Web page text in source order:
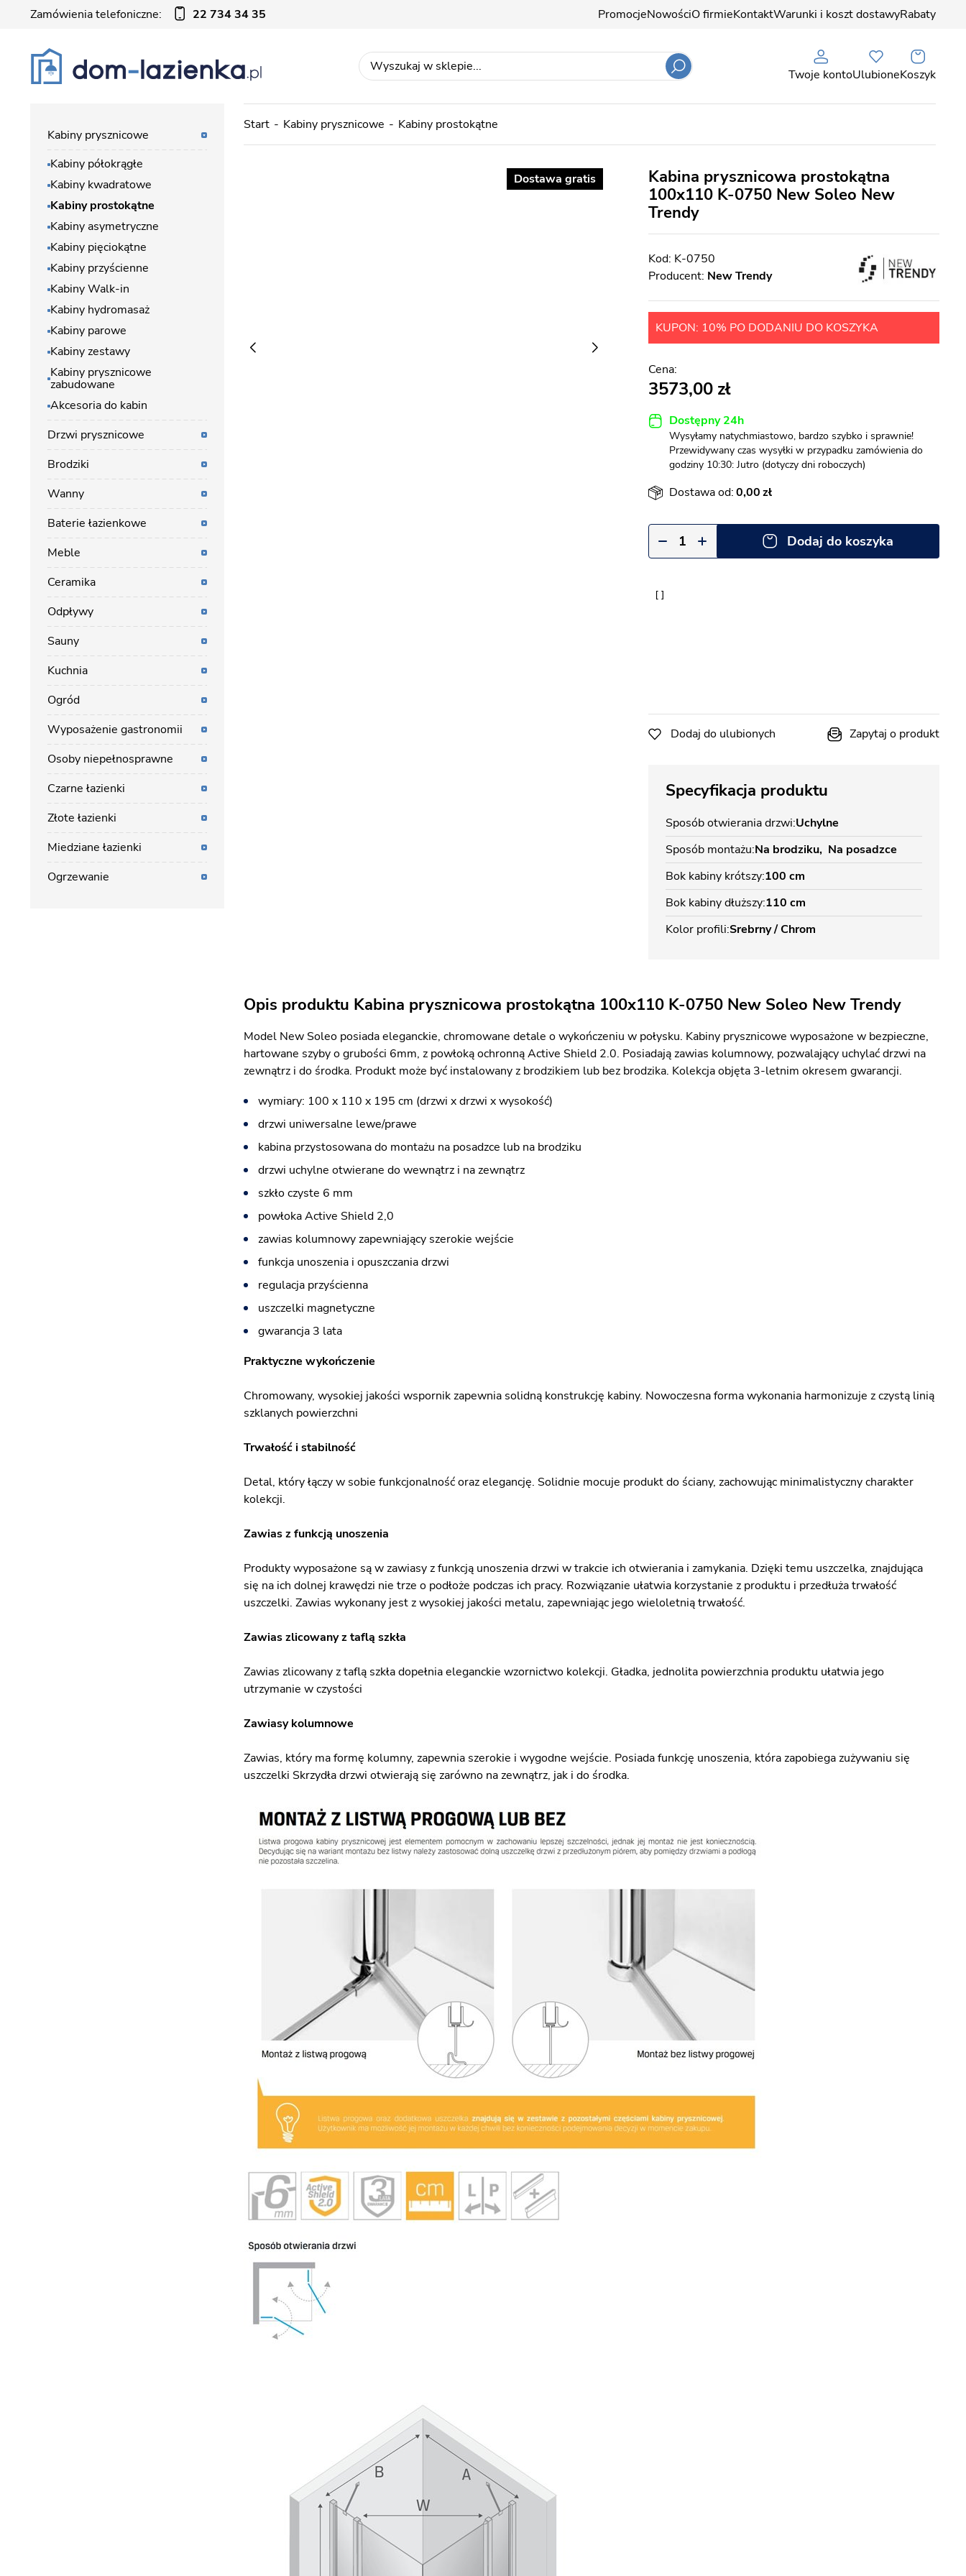
Zamówienia telefoniczne: 22 734 34 35 PromocjeNowościO firmieKontaktWarunki i koszt dostawyRabaty
Twoje kontoUlubioneKoszyk
Start Kabiny prysznicowe Kabiny prostokątne
Dostawa gratis
Kabina prysznicowa prostokątna
100x110 K-0750 New Soleo New
Trendy
K-0750
Producent: New Trendy
KUPON: 10% PO DODANIU DO KOSZYKA
3573,00
Dostępny 24h
Wysyłamy natychmiastowo, bardzo szybko i sprawnie!
Przewidywany czas wysyłki w przypadku zamówienia do
godziny 10:30: Jutro (dotyczy dni roboczych)
Dostawa od:0,00
Dodaj do koszyka
Dodaj do ulubionych Zapytaj o produkt
Specyfikacja produktu
Sposób otwierania drzwi Uchylne
Sposób montażu Na brodziku Na posadzce
Bok kabiny krótszy 100 cm
Bok kabiny dłuższy 110 cm
Kolor profili Srebrny / Chrom
Opis produktu Kabina prysznicowa prostokątna 100x110 K-0750 New Soleo New Trendy
Model New Soleo posiada eleganckie, chromowane detale o wykończeniu w połysku. Kabiny prysznicowe wyposażone w bezpieczne,
hartowane szyby o grubości 6mm, z powłoką ochronną Active Shield 2.0. Posiadają zawias kolumnowy, pozwalający uchylać drzwi na
zewnątrz i do środka. Produkt może być instalowany z brodzikiem lub bez brodzika. Kolekcja objęta 3-letnim okresem gwarancji.
wymiary: 100 x 110 x 195 cm (drzwi x drzwi x wysokość)
drzwi uniwersalne lewe/prawe
kabina przystosowana do montażu na posadzce lub na brodziku
drzwi uchylne otwierane do wewnątrz i na zewnątrz
szkło czyste 6 mm
powłoka Active Shield 2,0
zawias kolumnowy zapewniający szerokie wejście
funkcja unoszenia i opuszczania drzwi
regulacja przyścienna
uszczelki magnetyczne
gwarancja 3 lata
Praktyczne wykończenie
Chromowany, wysokiej jakości wspornik zapewnia solidną konstrukcję kabiny. Nowoczesna forma wykonania harmonizuje z czystą linią
szklanych powierzchni
Trwałość i stabilność
Detal, który łączy w sobie funkcjonalność oraz elegancję. Solidnie mocuje produkt do ściany, zachowując minimalistyczny charakter
kolekcji.
Zawias z funkcją unoszenia
Produkty wyposażone są w zawiasy z funkcją unoszenia drzwi w trakcie ich otwierania i zamykania. Dzięki temu uszczelka, znajdująca
się na ich dolnej krawędzi nie trze o podłoże podczas ich pracy. Rozwiązanie ułatwia korzystanie z produktu i przedłuża trwałość
uszczelki. Zawias wykonany jest z wysokiej jakości metalu, zapewniając jego wieloletnią trwałość.
Zawias zlicowany z taflą szkła
Zawias zlicowany z taflą szkła dopełnia eleganckie wzornictwo kolekcji. Gładka, jednolita powierzchnia produktu ułatwia jego
utrzymanie w czystości
Zawiasy kolumnowe
Zawias, który ma formę kolumny, zapewnia szerokie i wygodne wejście. Posiada funkcję unoszenia, która zapobiega zużywaniu się
uszczelki Skrzydła drzwi otwierają się zarówno na zewnątrz, jak i do środka.
Kabiny prysznicowe
Kabiny półokrągłe
Kabiny kwadratowe
Kabiny prostokątne
Kabiny asymetryczne
Kabiny pięciokątne
Kabiny przyścienne
Kabiny Walk-in
Kabiny hydromasaż
Kabiny parowe
Kabiny zestawy
Kabiny prysznicowe
zabudowane
Akcesoria do kabin
Drzwi prysznicowe
Brodziki
Wanny
Baterie łazienkowe
Meble
Ceramika
Odpływy
Sauny
Kuchnia
Ogród
Wyposażenie gastronomii
Osoby niepełnosprawne
Czarne łazienki
Złote łazienki
Miedziane łazienki
Ogrzewanie